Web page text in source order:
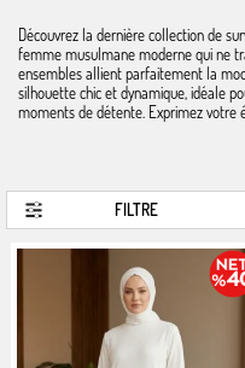
Découvrez la dernière collection de
femme musulmane moderne qui ne
ensembles allient parfaitement la
silhouette chic et dynamique, idéale
moments de détente. Exprimez votre
FILTRE